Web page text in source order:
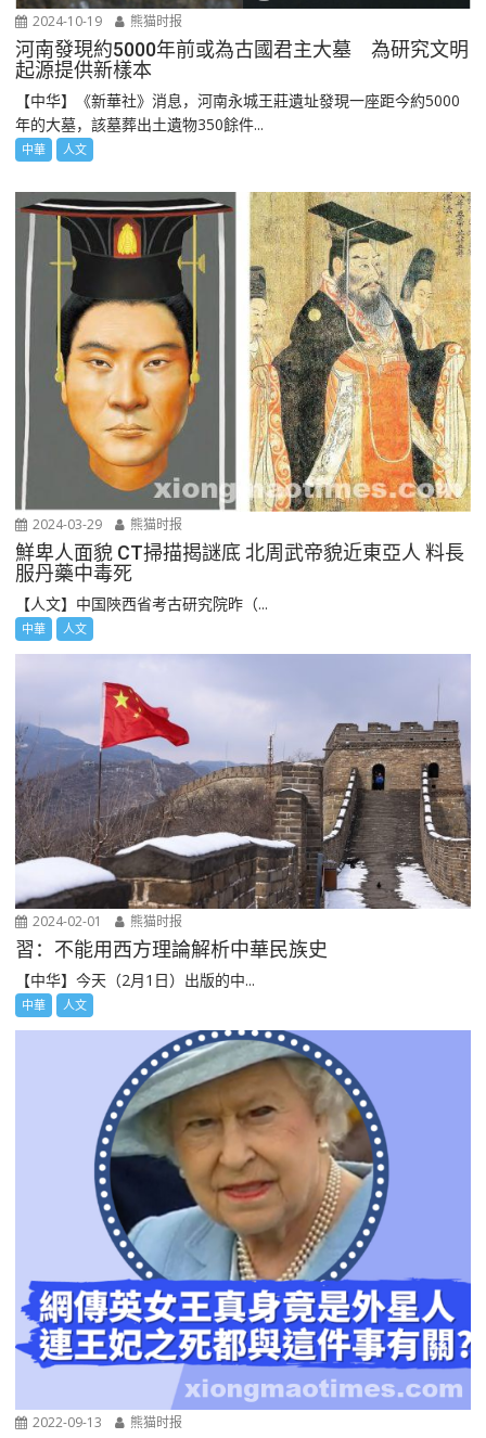
2024-10-19 熊猫时报
河南發現約5000年前或為古國君主大墓 為研究文明
起源提供新樣本
【中华】《新華社》消息，河南永城王莊遺址發現一座距今約5000
年的大墓，該墓葬出土遺物350餘件...
中華 人文
2024-03-29 熊猫时报
鮮卑人面貌 CT掃描揭謎底 北周武帝貌近東亞人 料長
服丹藥中毒死
【人文】中国陜西省考古研究院昨（...
中華 人文
2024-02-01 熊猫时报
習：不能用西方理論解析中華民族史
【中华】今天（2月1日）出版的中...
中華 人文
2022-09-13 熊猫时报